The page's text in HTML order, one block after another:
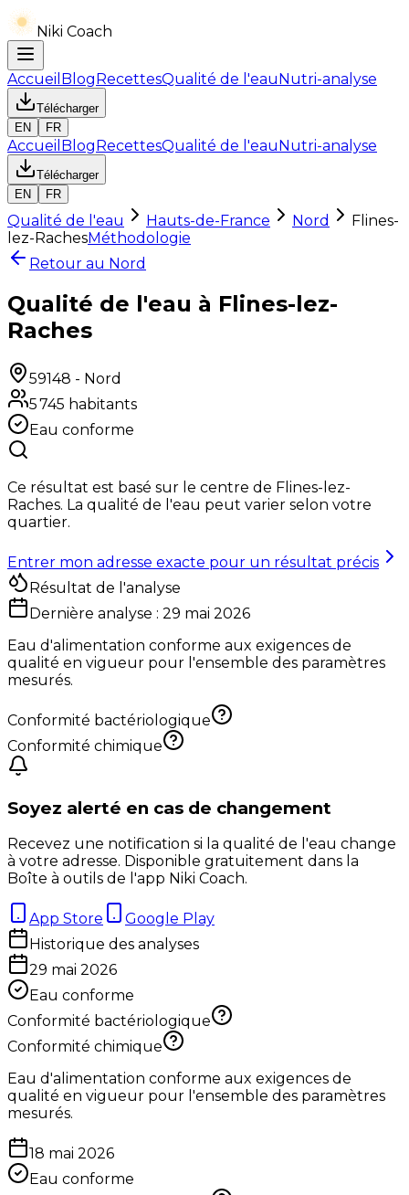
Niki Coach
Accueil BlogRecettesQualité de l'eauNutri-analyse
Télécharger
EN
FR
Accueil BlogRecettesQualité de l'eauNutri-analyse
Télécharger
EN
FR
Qualité de l'eau Hauts-de-France Nord
Flines-
lez-RachesMéthodologie
Retour au Nord
Qualité de l'eau à Flines-lez-
Raches
59148 - Nord
5 745 habitants
Eau conforme
Ce résultat est basé sur le centre de Flines-lez-
Raches. La qualité de l'eau peut varier selon votre
quartier.
Entrer mon adresse exacte pour un résultat précis
Résultat de l'analyse
Dernière analyse : 29 mai 2026
Eau d'alimentation conforme aux exigences de
qualité en vigueur pour l'ensemble des paramètres
mesurés.
Conformité bactériologique
Conformité chimique
Soyez alerté en cas de changement
Recevez une notification si la qualité de l'eau change
à votre adresse. Disponible gratuitement dans la
Boîte à outils de l'app Niki Coach.
App Store
Google Play
Historique des analyses
29 mai 2026
Eau conforme
Conformité bactériologique
Conformité chimique
Eau d'alimentation conforme aux exigences de
qualité en vigueur pour l'ensemble des paramètres
mesurés.
18 mai 2026
Eau conforme